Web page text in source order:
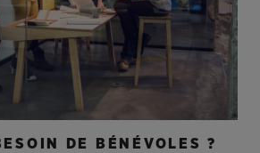
DE BÉNÉVOLES ?